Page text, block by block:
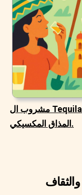
مشروب ال Tequila:
المذاق المكسيكي.